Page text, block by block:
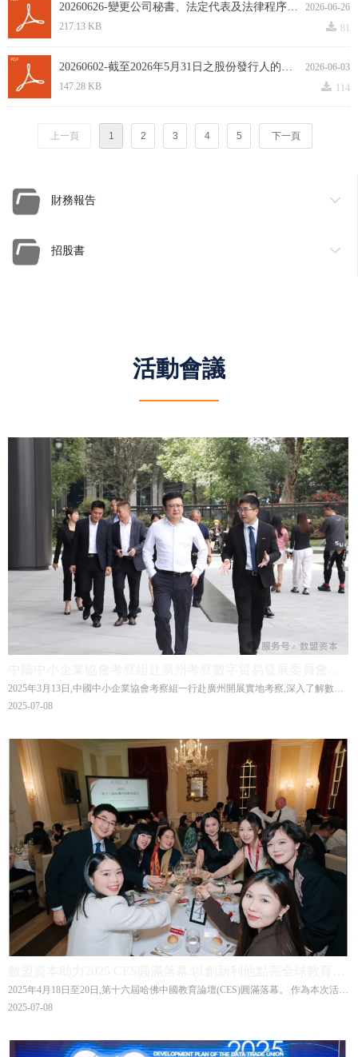
2026-06-26
20260626-變更公司秘書、法定代表及法律程序代理人.pdf
끂 81
217.13 KB
2026-06-03
20260602-截至2026年5月31日之股份發行人的證券變動月報表.pdf
끂 114
147.28 KB
上一頁 1 2 3 4 5 下一頁
財務報告
招股書
活動會議
請情況
2025年3月13日,中國中小企業協會考察組一行赴廣州開展實地考察,深入了解數字
貿易發展委員會申請情況,推動相關工作順利開展。
2025-07-08
來
2025年4月18日至20日,第十六屆哈佛中國教育論壇(CES)圓滿落幕。 作為本次活動
的獨家戰略合作夥伴,數盟資本以「創新利他」為核心理念,攜手哈佛大學教育學院
2025-07-08